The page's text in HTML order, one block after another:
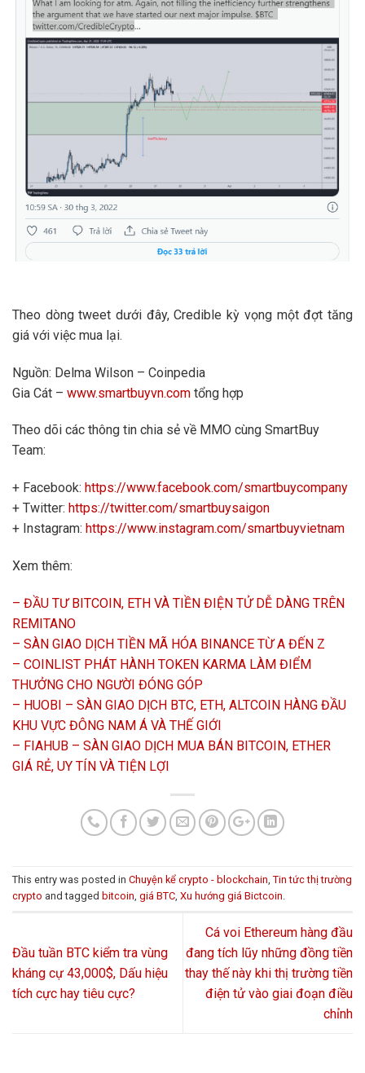
Theo dòng tweet dưới đây, Credible kỳ vọng một đợt tăng
giá với việc mua lại.
Nguồn: Delma Wilson – Coinpedia
Gia Cát – www.smartbuyvn.com tổng hợp
Theo dõi các thông tin chia sẻ về MMO cùng SmartBuy
Team:
+ Facebook: https://www.facebook.com/smartbuycompany
+ Twitter: https://twitter.com/smartbuysaigon
+ Instagram: https://www.instagram.com/smartbuyvietnam
Xem thêm:
– ĐẦU TƯ BITCOIN, ETH VÀ TIỀN ĐIỆN TỬ DỄ DÀNG TRÊN
REMITANO
– SÀN GIAO DỊCH TIỀN MÃ HÓA BINANCE TỪ A ĐẾN Z
– COINLIST PHÁT HÀNH TOKEN KARMA LÀM ĐIỂM
THƯỞNG CHO NGƯỜI ĐÓNG GÓP
– HUOBI – SÀN GIAO DỊCH BTC, ETH, ALTCOIN HÀNG ĐẦU
KHU VỰC ĐÔNG NAM Á VÀ THẾ GIỚI
– FIAHUB – SÀN GIAO DỊCH MUA BÁN BITCOIN, ETHER
GIÁ RẺ, UY TÍN VÀ TIỆN LỢI
This entry was posted in Chuyện kể crypto - blockchain, Tin tức thị trường
crypto and tagged bitcoin, giá BTC, Xu hướng giá Bictcoin.
Đầu tuần BTC kiểm tra vùng
kháng cự 43,000$, Dấu hiệu
tích cực hay tiêu cực?
Cá voi Ethereum hàng đầu
đang tích lũy những đồng tiền
thay thế này khi thị trường tiền
điện tử vào giai đoạn điều
chỉnh